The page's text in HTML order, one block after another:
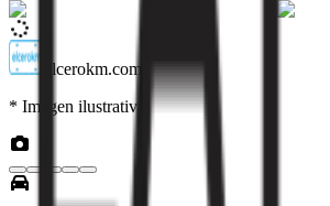
elcerokm.com
* Imagen ilustrativa